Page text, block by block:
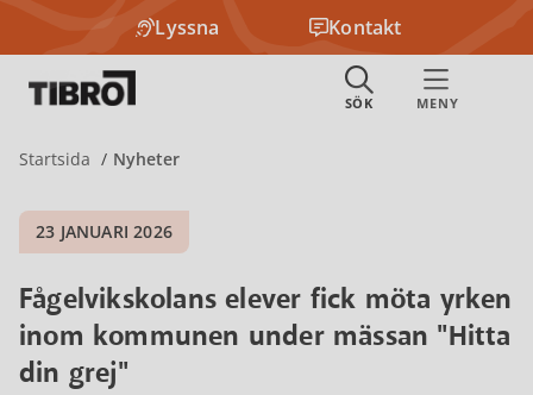
Lyssna Kontakt
Startsida Nyheter
23 JANUARI 2026
Fågelvikskolans elever fick möta yrken
inom kommunen under mässan "Hitta
din grej"